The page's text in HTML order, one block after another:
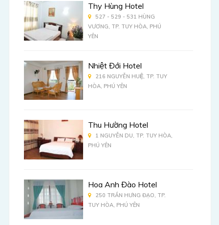
Thy Hùng Hotel
527 - 529 - 531 HÙNG
VƯƠNG, TP. TUY HÒA, PHÚ
YÊN
Nhiệt Đới Hotel
216 NGUYỄN HUỆ, TP. TUY
HÒA, PHÚ YÊN
Thu Hường Hotel
1 NGUYỄN DU, TP. TUY HÒA,
PHÚ YÊN
Hoa Anh Đào Hotel
250 TRẦN HƯNG ĐẠO, TP.
TUY HÒA, PHÚ YÊN